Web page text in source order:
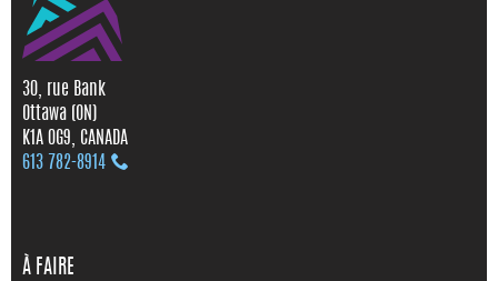
30, rue Bank
Ottawa (ON)
K1A 0G9, CANADA
613 782‑8914
À FAIRE